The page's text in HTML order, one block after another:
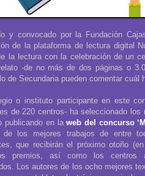
y convocado por la Fundación
de la plataforma de lectura digital
la lectura con la celebración de un
-de no más de dos páginas o
de Secundaria pueden comentar cuál
o instituto participante en este
de 220 centros- ha seleccionado
publicando en laweb del concurso
de los mejores trabajos de entre
que recibirán el próximo otoño
premios, así como los
Los autores de los ocho mejores